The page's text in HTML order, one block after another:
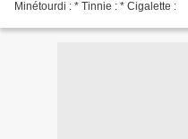
Minétourdi : * Tinnie : * Cigalette :